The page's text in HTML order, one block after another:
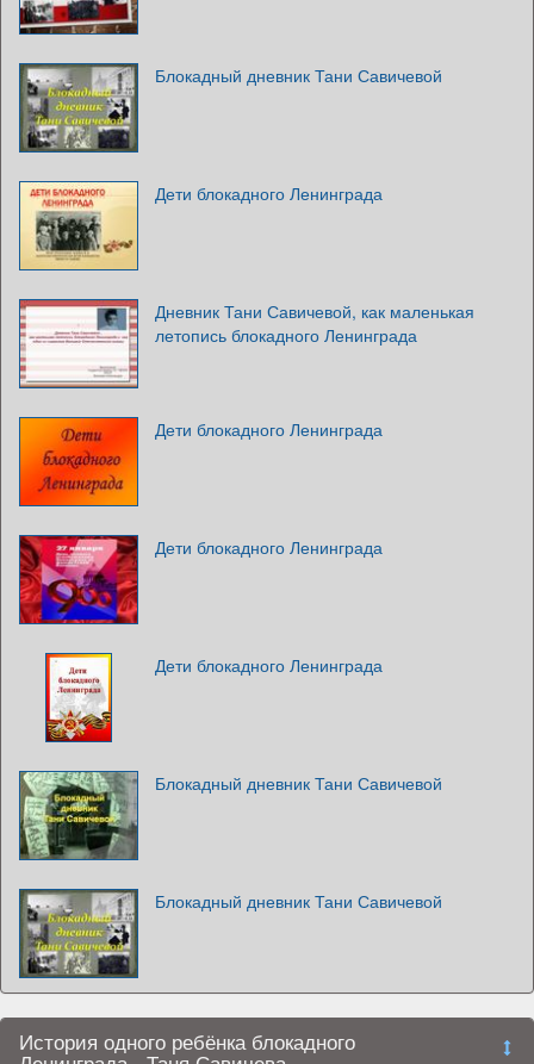
Блокадный дневник Тани Савичевой
Дети блокадного Ленинграда
Дневник Тани Савичевой, как маленькая
летопись блокадного Ленинграда
Дети блокадного Ленинграда
Дети блокадного Ленинграда
Дети блокадного Ленинграда
Блокадный дневник Тани Савичевой
Блокадный дневник Тани Савичевой
История одного ребёнка блокадного